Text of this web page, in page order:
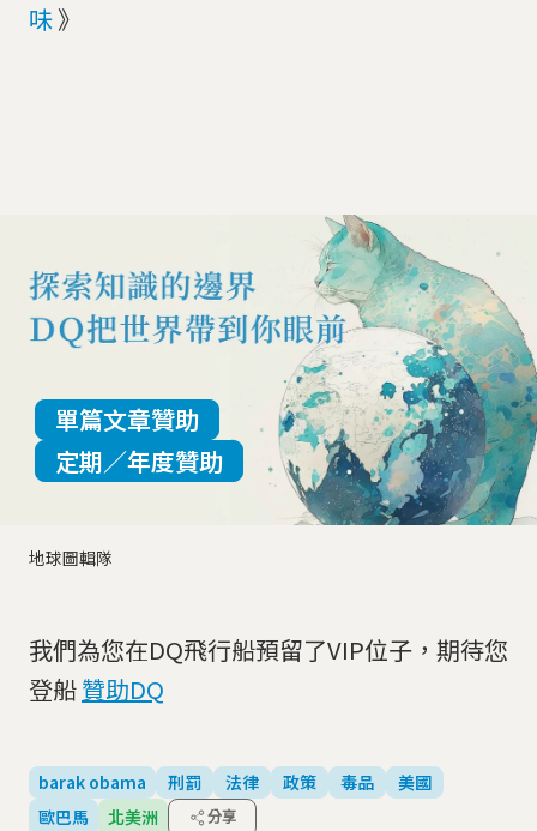
味》
地球圖輯隊
單篇文章贊助
定期／年度贊助
我們為您在DQ飛行船預留了VIP位子，期待您
登船贊助DQ
barak obama 刑罰 法律 政策 毒品
美國
歐巴馬
北美洲 分享